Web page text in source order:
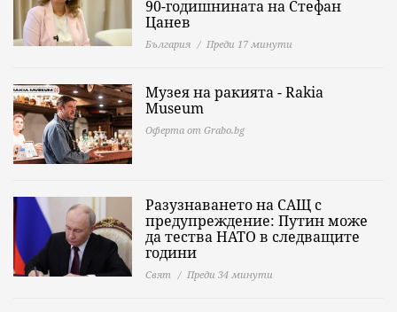
90-годишнината на Стефан
Цанев
България Преди 17 минути
Музея на ракията - Rakia
Museum
Оферта от Grabo.bg
Разузнаването на САЩ с
предупреждение: Путин може
да тества НАТО в следващите
години
Свят Преди 34 минути